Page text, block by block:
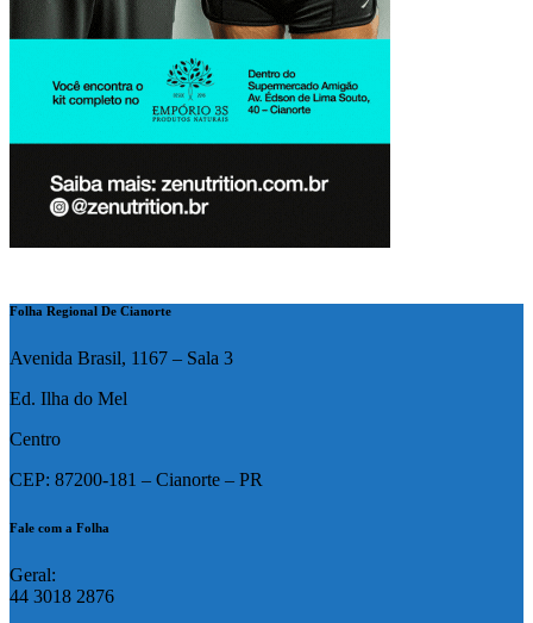
Folha Regional De Cianorte
Avenida Brasil, 1167 – Sala 3
Ed. Ilha do Mel
Centro
CEP: 87200-181 – Cianorte – PR
Fale com a Folha
Geral:
44 3018 2876